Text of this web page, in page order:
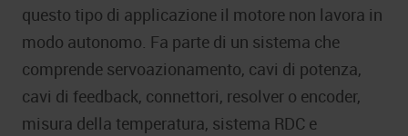
questo tipo di applicazione il motore non lavora in
modo autonomo. Fa parte di un sistema che
comprende servoazionamento, cavi di potenza,
cavi di feedback, connettori, resolver o encoder,
misura della temperatura, sistema RDC e